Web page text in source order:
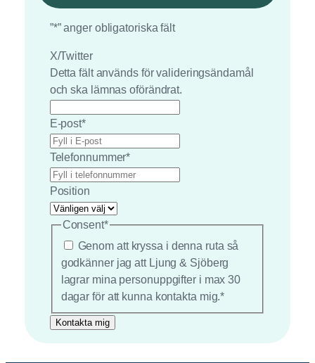
”*” anger obligatoriska fält
X/Twitter
Detta fält används för valideringsändamål
och ska lämnas oförändrat.
E-post*
Telefonnummer*
Position
Consent*
Genom att kryssa i denna ruta så
godkänner jag att Ljung & Sjöberg
lagrar mina personuppgifter i max 30
dagar för att kunna kontakta mig.*